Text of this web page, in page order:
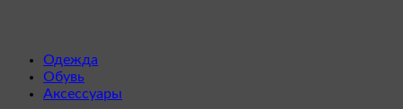
Одежда
Обувь
Аксессуары